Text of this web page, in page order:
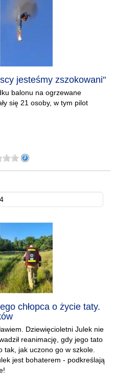
jesteśmy zszokowani"
balonu na ogrzewane
się 21 osoby, w tym pilot
chłopca o życie taty.
Dziewięcioletni Julek nie
reanimację, gdy jego tato
tak, jak uczono go w szkole.
jest bohaterem - podkreślają